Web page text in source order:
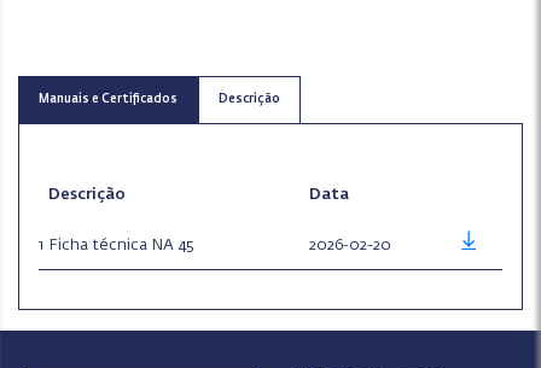
Manuais e Certificados Descrição
Descrição Data
1 Ficha técnica NA 45 2026-02-20